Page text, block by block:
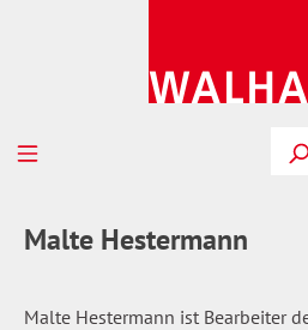
Malte Hestermann
Malte Hestermann ist Bearbeiter